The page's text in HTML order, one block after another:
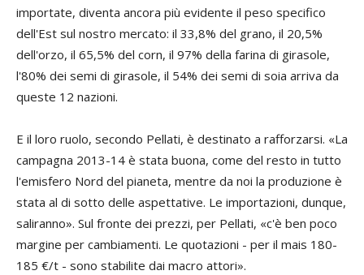
importate, diventa ancora più evidente il peso specifico
dell'Est sul nostro mercato: il 33,8% del grano, il 20,5%
dell'orzo, il 65,5% del corn, il 97% della farina di girasole,
l'80% dei semi di girasole, il 54% dei semi di soia arriva da
queste 12 nazioni.
E il loro ruolo, secondo Pellati, è destinato a rafforzarsi. «La
campagna 2013-14 è stata buona, come del resto in tutto
l'emisfero Nord del pianeta, mentre da noi la produzione è
stata al di sotto delle aspettative. Le importazioni, dunque,
saliranno». Sul fronte dei prezzi, per Pellati, «c'è ben poco
margine per cambiamenti. Le quotazioni - per il mais 180-
185 €/t - sono stabilite dai macro attori».